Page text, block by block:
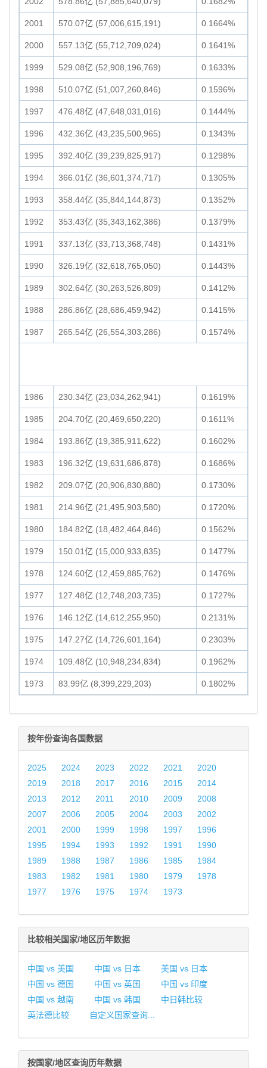
2001 570.07亿 (57,006,615,191) 0.1664%
2000 557.13亿 (55,712,709,024) 0.1641%
1999 529.08亿 (52,908,196,769) 0.1633%
1998 510.07亿 (51,007,260,846) 0.1596%
1997 476.48亿 (47,648,031,016) 0.1444%
1996 432.36亿 (43,235,500,965) 0.1343%
1995 392.40亿 (39,239,825,917) 0.1298%
1994 366.01亿 (36,601,374,717) 0.1305%
1993 358.44亿 (35,844,144,873) 0.1352%
1992 353.43亿 (35,343,162,386) 0.1379%
1991 337.13亿 (33,713,368,748) 0.1431%
1990 326.19亿 (32,618,765,050) 0.1443%
1989 302.64亿 (30,263,526,809) 0.1412%
1988 286.86亿 (28,686,459,942) 0.1415%
1987 265.54亿 (26,554,303,286) 0.1574%
1986 230.34亿 (23,034,262,941) 0.1619%
1985 204.70亿 (20,469,650,220) 0.1611%
1984 193.86亿 (19,385,911,622) 0.1602%
1983 196.32亿 (19,631,686,878) 0.1686%
1982 209.07亿 (20,906,830,880) 0.1730%
1981 214.96亿 (21,495,903,580) 0.1720%
1980 184.82亿 (18,482,464,846) 0.1562%
1979 150.01亿 (15,000,933,835) 0.1477%
1978 124.60亿 (12,459,885,762) 0.1476%
1977 127.48亿 (12,748,203,735) 0.1727%
1976 146.12亿 (14,612,255,950) 0.2131%
1975 147.27亿 (14,726,601,164) 0.2303%
1974 109.48亿 (10,948,234,834) 0.1962%
1973 83.99亿 (8,399,229,203) 0.1802%
按年份查询各国数据
2025 2024 2023 2022 2021
2020
2019
2018 2017 2016 2015
2014
2013
2012 2011 2010 2009
2008
2007
2006 2005 2004 2003
2002
2001
2000 1999 1998 1997
1996
1995
1994 1993 1992 1991
1990
1989
1988 1987 1986 1985
1984
1983
1982 1981 1980 1979
1978
1977
1976 1975 1974 1973
比较相关国家/地区历年数据
中国 vs 美国 中国 vs 日本
美国 vs 日本
中国 vs 德国
中国 vs 英国
中国 vs 印度
中国 vs 越南
中国 vs 韩国
中日韩比较
英法德比较
自定义国家查询...
按国家/地区查询历年数据